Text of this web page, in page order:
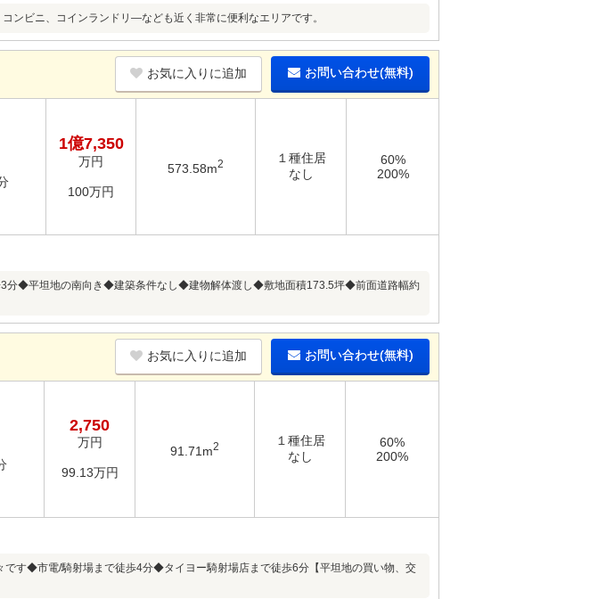
ンビニ、コインランドリ―なども近く非常に便利なエリアです。
お気に入りに追加 お問い合わせ(無料)
1億7,350
万円
100万円
573.58m2
１種住居
なし
60%
200%
分◆平坦地の南向き◆建築条件なし◆建物解体渡し◆敷地面積173.5坪◆前面道路幅約
お気に入りに追加 お問い合わせ(無料)
2,750
万円
99.13万円
91.71m2
１種住居
なし
60%
200%
す◆市電/騎射場まで徒歩4分◆タイヨー騎射場店まで徒歩6分【平坦地の買い物、交